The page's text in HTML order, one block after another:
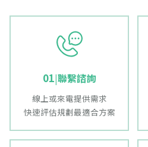
01|聯繫諮詢
線上或來電提供需求
快速評估規劃最適合方案